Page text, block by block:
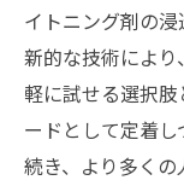
イトニング剤の
新的な技術によ
軽に試せる選択
ードとして定着
続き、より多く